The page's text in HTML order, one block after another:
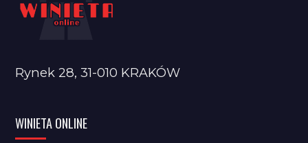
Rynek 28, 31-010 KRAKÓW
WINIETA ONLINE